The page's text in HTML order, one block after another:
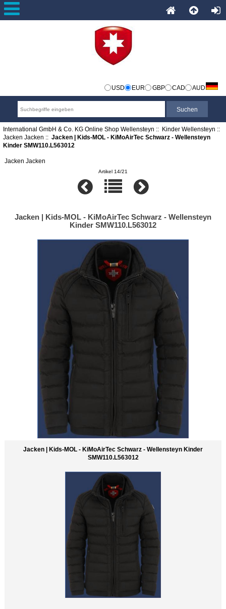
USD EUR GBP CAD AUD
International GmbH & Co. KG Online Shop Wellensteyn :: Kinder Wellensteyn ::
Jacken Jacken :: Jacken | Kids-MOL - KiMoAirTec Schwarz - Wellensteyn
Kinder SMW110.L563012
Jacken Jacken
Artikel 14/21
Jacken | Kids-MOL - KiMoAirTec Schwarz - Wellensteyn
Kinder SMW110.L563012
Jacken | Kids-MOL - KiMoAirTec Schwarz - Wellensteyn Kinder
SMW110.L563012